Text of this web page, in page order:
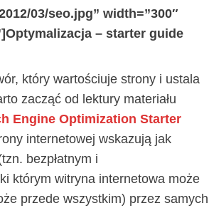
03/seo.jpg” width=”300″
– starter guide
który wartościuje strony i ustala
zacząć od lektury materiału
Engine Optimization Starter
internetowej wskazują jak
bezpłatnym i
którym witryna internetowa może
przede wszystkim) przez samych